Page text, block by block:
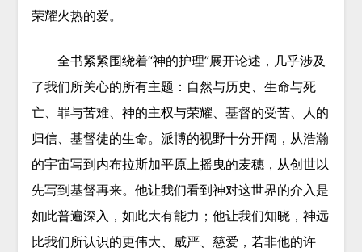
荣耀火热的爱。
全书紧紧围绕着“神的护理”展开论述，几乎涉及
了我们所关心的所有主题：自然与历史、生命与死
亡、罪与苦难、神的主权与荣耀、基督的受苦、人的
归信、基督徒的生命。 派博的视野十分开阔，从浩瀚
的宇宙写到内布拉斯加平原上摇曳的麦穗，从创世以
先写到基督再来。他让我们看到神对这世界的介入是
如此普遍深入，如此大有能力；他让我们知晓，神远
比我们所认识的更伟大、威严、慈爱，若非他的许